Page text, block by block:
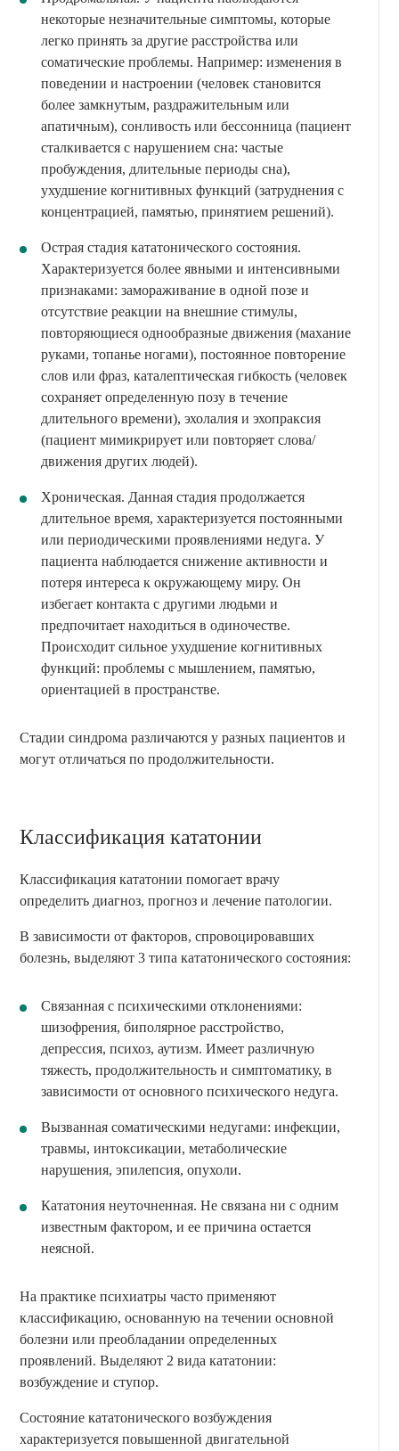
некоторые незначительные симптомы, которые
легко принять за другие расстройства или
соматические проблемы. Например: изменения в
поведении и настроении (человек становится
более замкнутым, раздражительным или
апатичным), сонливость или бессонница (пациент
сталкивается с нарушением сна: частые
пробуждения, длительные периоды сна),
ухудшение когнитивных функций (затруднения с
концентрацией, памятью, принятием решений).
Острая стадия кататонического состояния.
Характеризуется более явными и интенсивными
признаками: замораживание в одной позе и
отсутствие реакции на внешние стимулы,
повторяющиеся однообразные движения (махание
руками, топанье ногами), постоянное повторение
слов или фраз, каталептическая гибкость (человек
сохраняет определенную позу в течение
длительного времени), эхолалия и эхопраксия
(пациент мимикрирует или повторяет слова/
движения других людей).
Хроническая. Данная стадия продолжается
длительное время, характеризуется постоянными
или периодическими проявлениями недуга. У
пациента наблюдается снижение активности и
потеря интереса к окружающему миру. Он
избегает контакта с другими людьми и
предпочитает находиться в одиночестве.
Происходит сильное ухудшение когнитивных
функций: проблемы с мышлением, памятью,
ориентацией в пространстве.
Стадии синдрома различаются у разных пациентов и
могут отличаться по продолжительности.
Классификация кататонии
Классификация кататонии помогает врачу
определить диагноз, прогноз и лечение патологии.
В зависимости от факторов, спровоцировавших
болезнь, выделяют 3 типа кататонического состояния:
Связанная с психическими отклонениями:
шизофрения, биполярное расстройство,
депрессия, психоз, аутизм. Имеет различную
тяжесть, продолжительность и симптоматику, в
зависимости от основного психического недуга.
Вызванная соматическими недугами: инфекции,
травмы, интоксикации, метаболические
нарушения, эпилепсия, опухоли.
Кататония неуточненная. Не связана ни с одним
известным фактором, и ее причина остается
неясной.
На практике психиатры часто применяют
классификацию, основанную на течении основной
болезни или преобладании определенных
проявлений. Выделяют 2 вида кататонии:
возбуждение и ступор.
Состояние кататонического возбуждения
характеризуется повышенной двигательной